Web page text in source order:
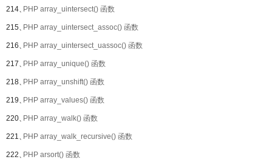
214、PHP array_uintersect() 函数
215、PHP array_uintersect_assoc() 函数
216、PHP array_uintersect_uassoc() 函数
217、PHP array_unique() 函数
218、PHP array_unshift() 函数
219、PHP array_values() 函数
220、PHP array_walk() 函数
221、PHP array_walk_recursive() 函数
222、PHP arsort() 函数